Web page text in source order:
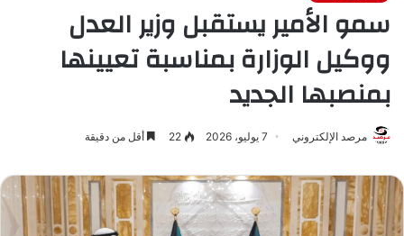
سمو الأمير يستقبل وزير العدل
ووكيل الوزارة بمناسبة تعيينها
بمنصبها الجديد
مرصد الإلكتروني 7 يوليو، 2026 22 أقل من دقيقة